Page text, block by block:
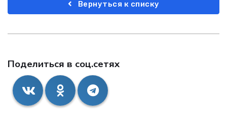
Вернуться к списку
Поделиться в соц.сетях